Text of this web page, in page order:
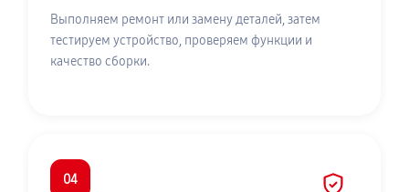
Выполняем ремонт или замену деталей, затем
тестируем устройство, проверяем функции и
качество сборки.
04